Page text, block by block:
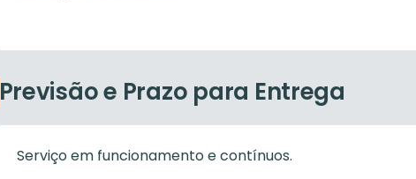
Previsão e Prazo para Entrega
Serviço em funcionamento e contínuos.